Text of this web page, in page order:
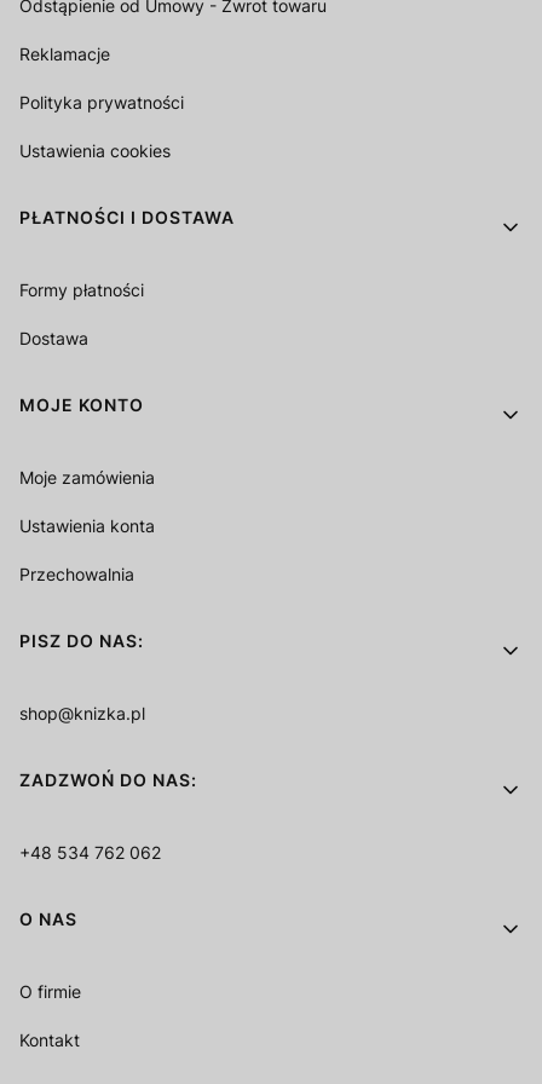
Odstąpienie od Umowy - Zwrot towaru
Reklamacje
Polityka prywatności
Ustawienia cookies
PŁATNOŚCI I DOSTAWA
Formy płatności
Dostawa
MOJE KONTO
Moje zamówienia
Ustawienia konta
Przechowalnia
PISZ DO NAS:
shop@knizka.pl
ZADZWOŃ DO NAS:
+48 534 762 062
O NAS
O firmie
Kontakt